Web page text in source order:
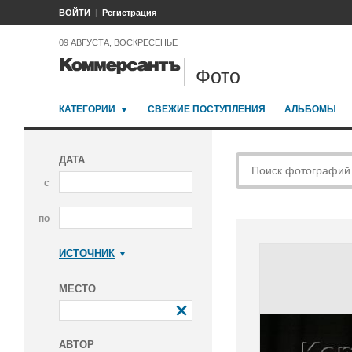
ВОЙТИ Регистрация
09 АВГУСТА, ВОСКРЕСЕНЬЕ
Фото
КАТЕГОРИИ СВЕЖИЕ ПОСТУПЛЕНИЯ АЛЬБОМЫ
ДАТА
с
по
ИСТОЧНИК
МЕСТО
АВТОР